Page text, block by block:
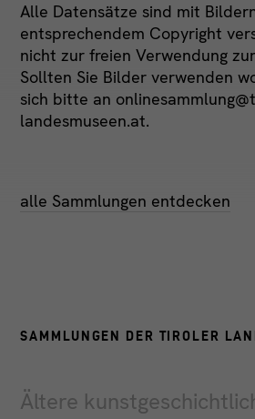
Alle Datensätze sind mit
entsprechendem Copyright
nicht zur freien Verwendung
Sollten Sie Bilder verwenden
sich bitte an
landesmuseen.at.
alle Sammlungen entdecken
SAMMLUNGEN DER TIROLER
Ältere